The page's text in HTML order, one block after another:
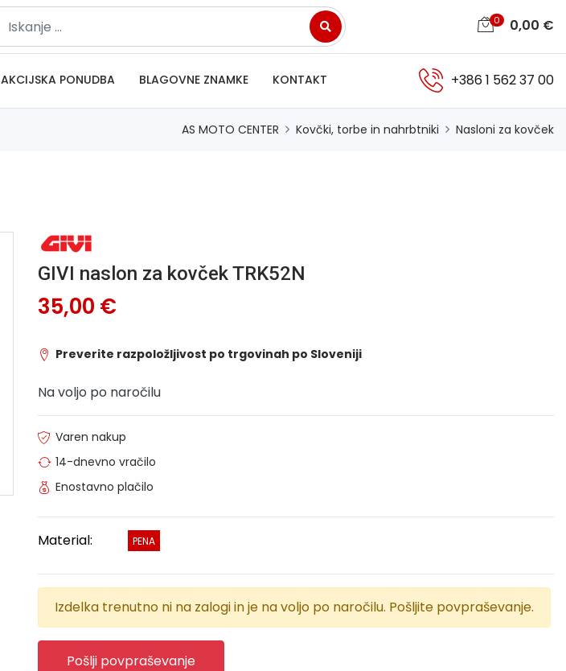
0 0,00 €
AKCIJSKA PONUDBA BLAGOVNE ZNAMKE KONTAKT +386 1 562 37 00
AS MOTO CENTER Kovčki, torbe in nahrbtniki Nasloni za kovček
GIVI naslon za kovček TRK52N
35,00 €
Preverite razpoložljivost po trgovinah po Sloveniji
Na voljo po naročilu
Varen nakup
14-dnevno vračilo
Enostavno plačilo
Material: PENA
Izdelka trenutno ni na zalogi in je na voljo po naročilu. Pošljite povpraševanje.
Pošlji povpraševanje